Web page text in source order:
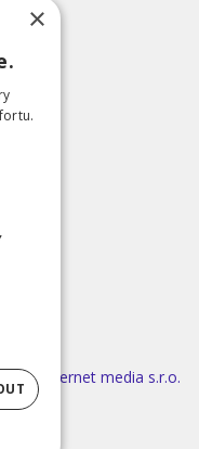
Internet media s.r.o.
×